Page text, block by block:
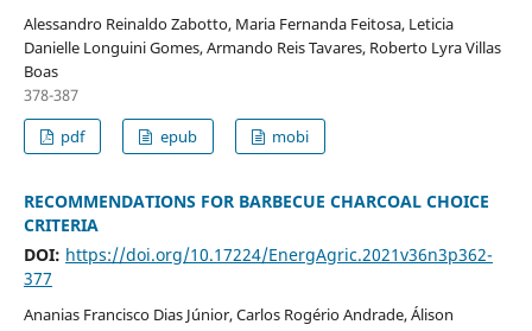
Alessandro Reinaldo Zabotto, Maria Fernanda Feitosa, Leticia
Danielle Longuini Gomes, Armando Reis Tavares, Roberto Lyra Villas
Boas
378-387
pdf
epub mobi
RECOMMENDATIONS FOR BARBECUE CHARCOAL CHOICE
CRITERIA
DOI: https://doi.org/10.17224/EnergAgric.2021v36n3p362-
377
Ananias Francisco Dias Júnior, Carlos Rogério Andrade, Álison